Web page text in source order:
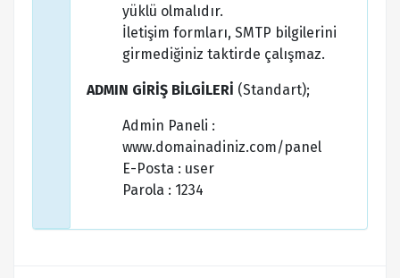
yüklü olmalıdır.
İletişim formları, SMTP bilgilerini
girmediğiniz taktirde çalışmaz.
ADMIN GİRİŞ BİLGİLERİ (Standart);
Admin Paneli :
www.domainadiniz.com/panel
E-Posta : user
Parola : 1234